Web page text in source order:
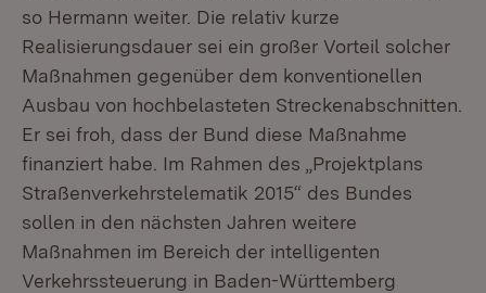
so Hermann weiter. Die relativ kurze
Realisierungsdauer sei ein großer Vorteil solcher
Maßnahmen gegenüber dem konventionellen
Ausbau von hochbelasteten Streckenabschnitten.
Er sei froh, dass der Bund diese Maßnahme
finanziert habe. Im Rahmen des „Projektplans
Straßenverkehrstelematik 2015“ des Bundes
sollen in den nächsten Jahren weitere
Maßnahmen im Bereich der intelligenten
Verkehrssteuerung in Baden-Württemberg